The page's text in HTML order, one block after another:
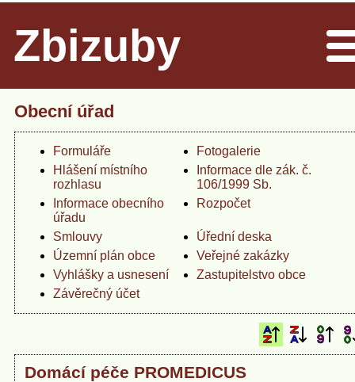
Zbizuby
Obecní úřad
Formuláře
Fotogalerie
Hlášení místního
rozhlasu
Informace dle zák. č.
106/1999 Sb.
Informace obecního
úřadu
Rozpočet
Smlouvy
Úřední deska
Územní plán obce
Veřejné zakázky
Vyhlášky a usnesení
Zastupitelstvo obce
Závěrečný účet
Domácí péče PROMEDICUS